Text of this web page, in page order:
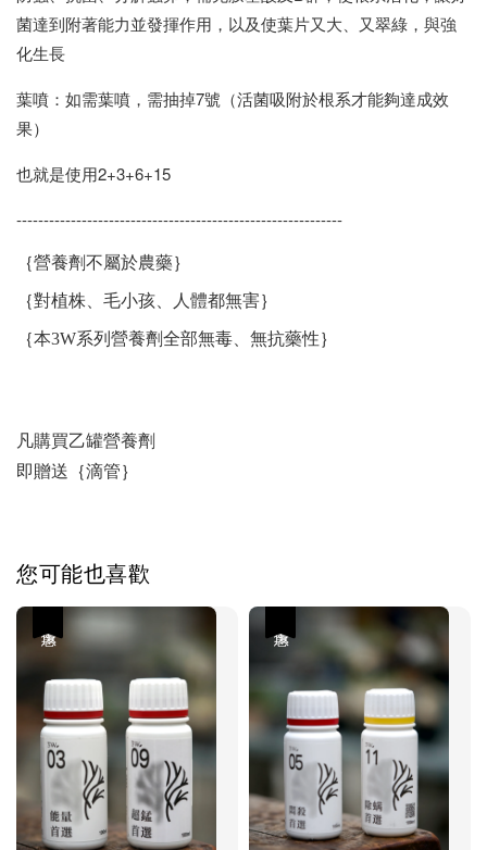
菌達到附著能力並發揮作用，以及使葉片又大、又翠綠，與強
化生長
葉噴：如需葉噴，需抽掉7號（活菌吸附於根系才能夠達成效
果）
也就是使用2+3+6+15
------------------------------------------------------------
｛營養劑不屬於農藥｝
｛對植株、毛小孩、人體都無害｝
｛本3W系列營養劑全部無毒、無抗藥性｝
凡購買乙罐營養劑
即贈送｛滴管｝
您可能也喜歡